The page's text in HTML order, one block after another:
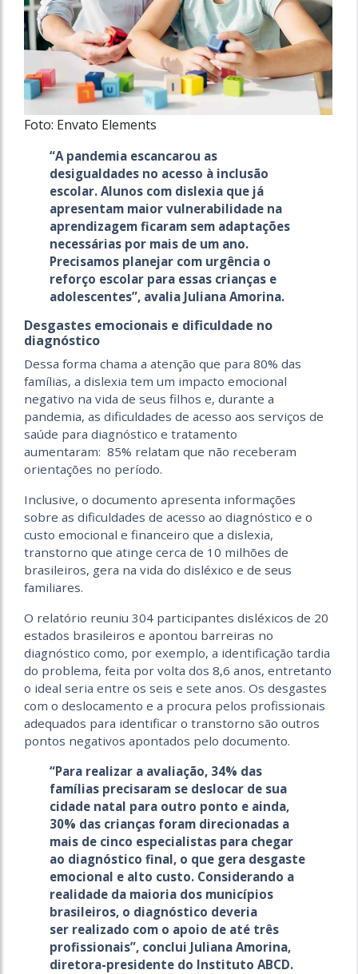
Foto: Envato Elements
“A pandemia escancarou as
desigualdades no acesso à inclusão
escolar. Alunos com dislexia que já
apresentam maior vulnerabilidade na
aprendizagem ficaram sem adaptações
necessárias por mais de um ano.
Precisamos planejar com urgência o
reforço escolar para essas crianças e
adolescentes”, avalia Juliana Amorina.
Desgastes emocionais e dificuldade no
diagnóstico
Dessa forma chama a atenção que para 80% das
famílias, a dislexia tem um impacto emocional
negativo na vida de seus filhos e, durante a
pandemia, as dificuldades de acesso aos serviços de
saúde para diagnóstico e tratamento
aumentaram: 85% relatam que não receberam
orientações no período.
Inclusive, o documento apresenta informações
sobre as dificuldades de acesso ao diagnóstico e o
custo emocional e financeiro que a dislexia,
transtorno que atinge cerca de 10 milhões de
brasileiros, gera na vida do disléxico e de seus
familiares.
O relatório reuniu 304 participantes disléxicos de 20
estados brasileiros e apontou barreiras no
diagnóstico como, por exemplo, a identificação tardia
do problema, feita por volta dos 8,6 anos, entretanto
o ideal seria entre os seis e sete anos. Os desgastes
com o deslocamento e a procura pelos profissionais
adequados para identificar o transtorno são outros
pontos negativos apontados pelo documento.
“Para realizar a avaliação, 34% das
famílias precisaram se deslocar de sua
cidade natal para outro ponto e ainda,
30% das crianças foram direcionadas a
mais de cinco especialistas para chegar
ao diagnóstico final, o que gera desgaste
emocional e alto custo. Considerando a
realidade da maioria dos municípios
brasileiros, o diagnóstico deveria
ser realizado com o apoio de até três
profissionais”, conclui Juliana Amorina,
diretora-presidente do Instituto ABCD.